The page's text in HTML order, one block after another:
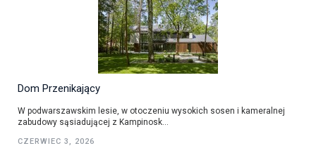
Dom Przenikający
W podwarszawskim lesie, w otoczeniu wysokich sosen i kameralnej
zabudowy sąsiadującej z Kampinosk...
CZERWIEC 3, 2026